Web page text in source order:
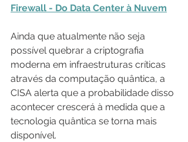
Firewall - Do Data Center à Nuvem
Ainda que atualmente não seja
possível quebrar a criptografia
moderna em infraestruturas críticas
através da computação quântica, a
CISA alerta que a probabilidade disso
acontecer crescerá à medida que a
tecnologia quântica se torna mais
disponível.